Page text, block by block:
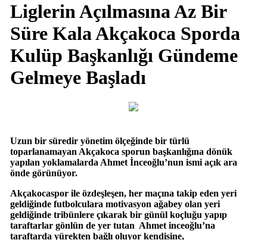
Liglerin Açılmasına Az Bir
Süre Kala Akçakoca Sporda
Kulüp Başkanlığı Gündeme
Gelmeye Başladı
Uzun bir süredir yönetim ölçeğinde bir türlü
toparlanamayan Akçakoca sporun başkanlığına dönük
yapılan yoklamalarda Ahmet İnceoğlu’nun ismi açık ara
önde görünüyor.
Akçakocaspor ile özdeşleşen, her maçına takip eden yeri
geldiğinde futbolculara motivasyon ağabey olan yeri
geldiğinde tribünlere çıkarak bir günül koçluğu yapıp
taraftarlar gönlün de yer tutan Ahmet inceoğlu’na
taraftarda yürekten bağlı oluyor kendisine,